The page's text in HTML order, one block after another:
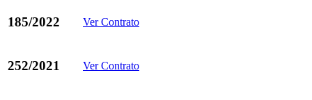
185/2022 Ver Contrato
252/2021 Ver Contrato